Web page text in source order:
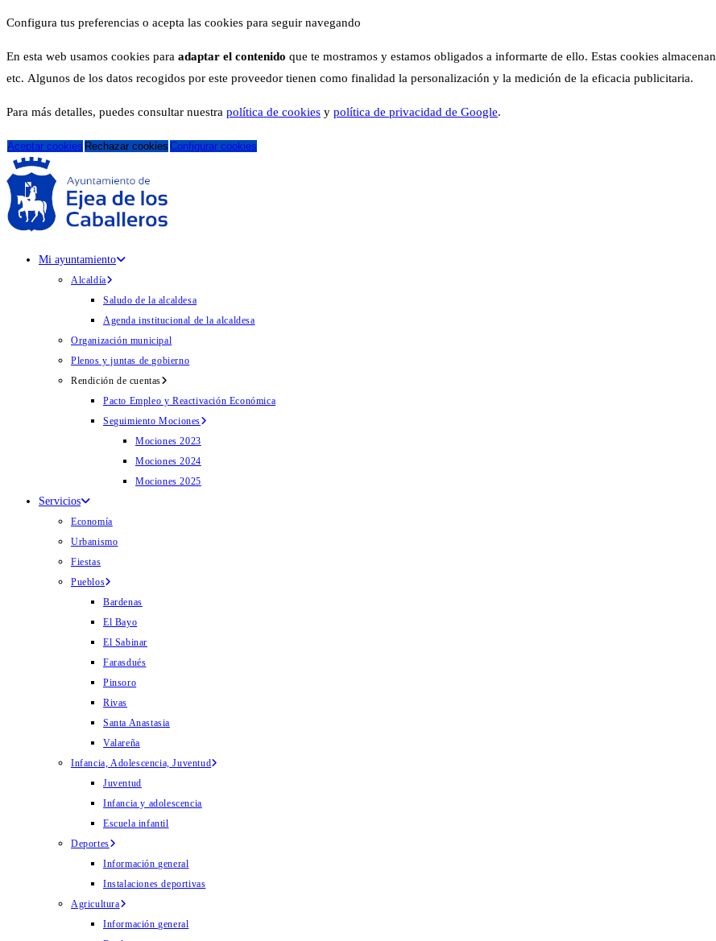
Configura tus preferencias o acepta las cookies para seguir navegando
En esta web usamos cookies para adaptar el contenido que te mostramos y estamos obligados a informarte de ello. Estas cookies almacenan
etc. Algunos de los datos recogidos por este proveedor tienen como finalidad la personalización y la medición de la eficacia publicitaria.
Para más detalles, puedes consultar nuestra política de cookies y política de privacidad de Google.
Aceptar cookies Rechazar cookies Configurar cookies
Mi ayuntamiento
Alcaldía
Saludo de la alcaldesa
Agenda institucional de la alcaldesa
Organización municipal
Plenos y juntas de gobierno
Rendición de cuentas
Pacto Empleo y Reactivación Económica
Seguimiento Mociones
Mociones 2023
Mociones 2024
Mociones 2025
Servicios
Economía
Urbanismo
Fiestas
Pueblos
Bardenas
El Bayo
El Sabinar
Farasdués
Pinsoro
Rivas
Santa Anastasia
Valareña
Infancia, Adolescencia, Juventud
Juventud
Infancia y adolescencia
Escuela infantil
Deportes
Información general
Instalaciones deportivas
Agricultura
Información general